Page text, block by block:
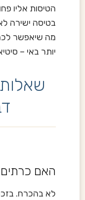
הטיסות אליו
בטיסה ישירה
מה שיאפשר
יותר באי –
האם
לא בהכרח.